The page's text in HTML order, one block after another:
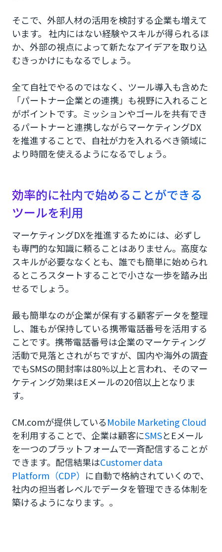
そこで、外部人材の活用を検討する企業も増えて
います。 社内にはない経験やスキルが得られるほ
か、外部の視点によって新たなアイデアを取り込
むきっかけにもなるでしょう。
全て自社でやるのではなく、ツール導入も含めた
「パートナー企業との連携」も視野に入れること
がポイントです。ミッションやゴールを共有でき
るパートナーと連携しながらマーケティングDX
を推進することで、自社が力を入れるべき領域に
より時間を使えるようになるでしょう。
効率的に社内で始めることができる
ツールを利用
マーケティングDXを推進するためには、必ずし
も専門的な知識に頼ることはありません。高度な
スキルが必要ななくとも、誰でも簡単に始められ
るところスタートすることで小さな一歩を踏み出
せるでしょう。
最も簡単なのが企業が保有する顧客データを整理
し、誰もが保持している携帯電話番号を活用する
ことです。携帯電話番号は企業のマーケティング
活動で見落とされがちですが、国内や海外の調査
でもSMSの開封率は80%以上と言われ、そのマー
ケティング効果はEメールの20倍以上となりま
す。
CM.comが提供しているMobile Marketing Cloud
を利用することで、企業は顧客にSMSとEメール
を一つのプラットフォームで一斉配信することが
できます。配信結果はCustomer data
Platform（CDP） に自動で格納されていくので、
社内の担当者レベルでデータを管理できる体制を
築けるようになります。。